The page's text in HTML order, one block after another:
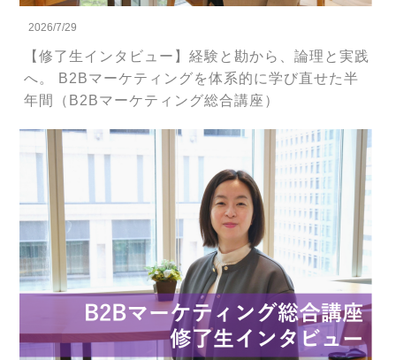
2026/7/29
【修了生インタビュー】経験と勘から、論理と実践
へ。 B2Bマーケティングを体系的に学び直せた半
年間（B2Bマーケティング総合講座）